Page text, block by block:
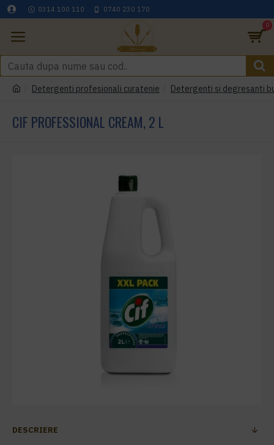
0314 100 110 0740 230 170
0
Detergenti profesionali curatenie Detergenti si degresanti
CIF PROFESSIONAL CREAM, 2 L
DESCRIERE